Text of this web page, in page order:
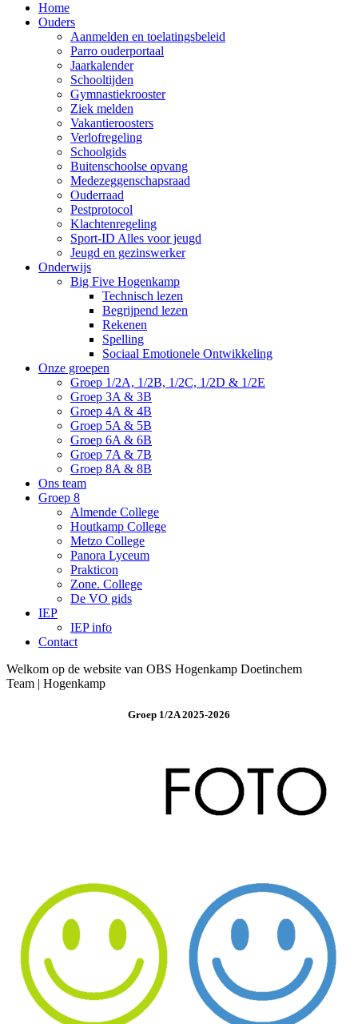
Home
Ouders
Aanmelden en toelatingsbeleid
Parro ouderportaal
Jaarkalender
Schooltijden
Gymnastiekrooster
Ziek melden
Vakantieroosters
Verlofregeling
Schoolgids
Buitenschoolse opvang
Medezeggenschapsraad
Ouderraad
Pestprotocol
Klachtenregeling
Sport-ID Alles voor jeugd
Jeugd en gezinswerker
Onderwijs
Big Five Hogenkamp
Technisch lezen
Begrijpend lezen
Rekenen
Spelling
Sociaal Emotionele Ontwikkeling
Onze groepen
Groep 1/2A, 1/2B, 1/2C, 1/2D & 1/2E
Groep 3A & 3B
Groep 4A & 4B
Groep 5A & 5B
Groep 6A & 6B
Groep 7A & 7B
Groep 8A & 8B
Ons team
Groep 8
Almende College
Houtkamp College
Metzo College
Panora Lyceum
Prakticon
Zone. College
De VO gids
IEP
IEP info
Contact
Welkom op de website van OBS Hogenkamp Doetinchem
Team | Hogenkamp
Groep 1/2A 2025-2026